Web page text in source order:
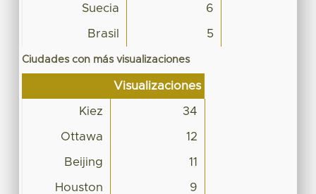
Suecia 6
Brasil 5
Ciudades con más visualizaciones
Visualizaciones
Kiez 34
Ottawa 12
Beijing 11
Houston 9